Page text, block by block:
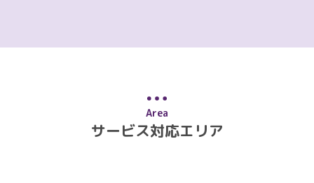
Area
サービス対応エリア